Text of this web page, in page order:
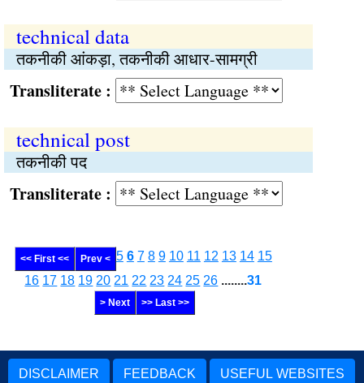
technical data
तकनीकी आंकड़ा, तकनीकी आधार-सामग्री
:
technical post
तकनीकी पद
:
<< First << Prev < 5 6 7 8 9 10 11 12 13 14 15
16 17 18 19 20 21 22 23 24 25 26 ........31
> Next >> Last >>
DISCLAIMER FEEDBACK USEFUL WEBSITES